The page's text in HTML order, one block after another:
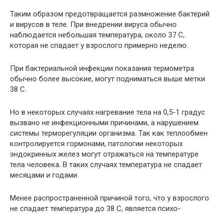
Таким образом предотвращается размножение бактерий
и вирусов в теле. При внедрении вируса обычно
наблюдается небольшая температура, около 37 С,
которая не спадает у взрослого примерно неделю.
При бактериальной инфекции показания термометра
обычно более высокие, могут подниматься выше метки
38 С.
Но в некоторых случаях нагревание тела на 0,5-1 градус
вызвано не инфекционными причинами, а нарушением
системы терморегуляции организма. Так как теплообмен
контролируется гормонами, патологии некоторых
эндокринных желез могут отражаться на температуре
тела человека. В таких случаях температура не спадает
месяцами и годами.
Менее распространенной причиной того, что у взрослого
не спадает температура до 38 С, является психо-